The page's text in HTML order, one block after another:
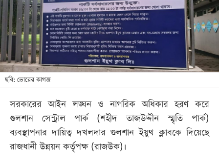
খেলা
বিনোদন
লাইফ
স্টাইল
শিক্ষা
বিভাগ
ছবি: ভোরের কাগজ
সরকারের আইন লঙ্ঘন ও নাগরিক অধিকার হরণ করে
গুলশান সেন্ট্রাল পার্ক (শহীদ তাজউদ্দীন স্মৃতি পার্ক)
ব্যবস্থাপনার দায়িত্ব দখলদার গুলশান ইয়ুথ ক্লাবকে দিয়েছে
রাজধানী উন্নয়ন কর্তৃপক্ষ (রাজউক)।